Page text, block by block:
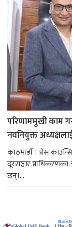
परिणाममुखी काम
नवनियुक्त अध्यक्षलाई
काठमाडौँ । प्रेस
दूरसञ्चार
छन्।...